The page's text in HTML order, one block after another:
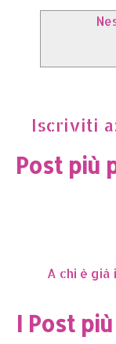
Iscriviti
Post più
A chi è
I Post